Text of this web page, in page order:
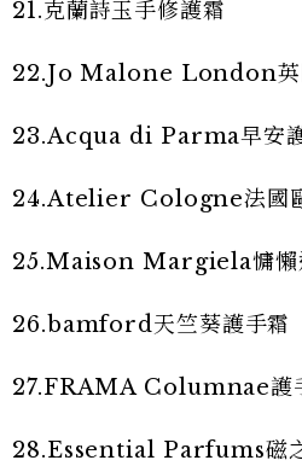
21.克蘭詩玉手修護霜
22.Jo Malone London英
23.Acqua di Parma早安
24.Atelier Cologne法國
25.Maison Margiela慵懶
26.bamford天竺葵護手霜
27.FRAMA Columnae護
28.Essential Parfums磁